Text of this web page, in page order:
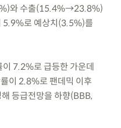
와 수출(15.4%→23.8%)
5.9%로 예상치(3.5%)를
7.2%로 급등한 가운데
이 2.8%로 팬데믹 이후
등급전망을 하향(BBB,